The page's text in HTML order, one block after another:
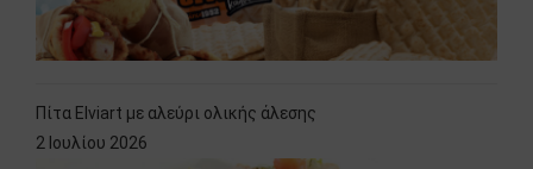
Πίτα Elviart με αλεύρι ολικής άλεσης
2 Ιουλίου 2026